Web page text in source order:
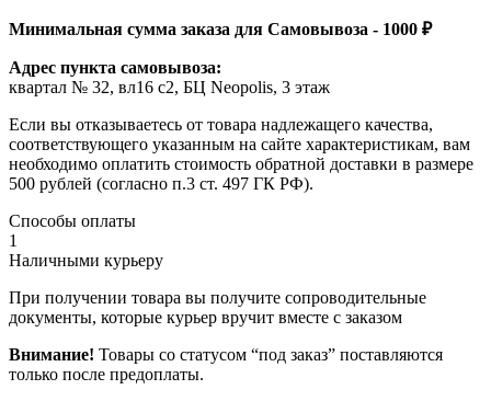
Минимальная сумма заказа для Самовывоза - 1000 ₽
Адрес пункта самовывоза:
квартал № 32, вл16 с2, БЦ Neopolis, 3 этаж
Если вы отказываетесь от товара надлежащего качества,
соответствующего указанным на сайте характеристикам, вам
необходимо оплатить стоимость обратной доставки в размере
500 рублей (согласно п.3 ст. 497 ГК РФ).
Способы оплаты
1
Наличными курьеру
При получении товара вы получите сопроводительные
документы, которые курьер вручит вместе с заказом
Внимание! Товары со статусом “под заказ” поставляются
только после предоплаты.